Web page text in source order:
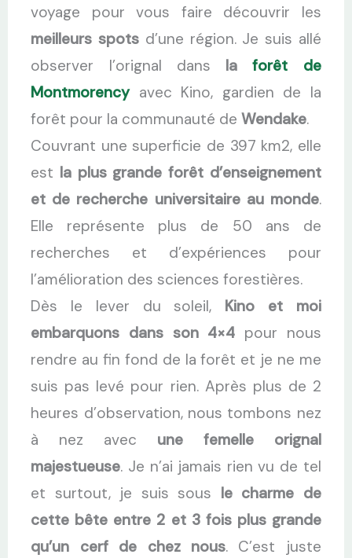
voyage pour vous faire découvrir les
meilleurs spots d’une région. Je suis allé
observer l’orignal dans laforêt de
Montmorencyavec Kino, gardien de la
forêt pour la communauté deWendake.
Couvrant une superficie de 397 km2, elle
est la plus grande forêt d’enseignement
et de recherche universitaire au monde.
Elle représente plus de 50 ans de
recherches et d’expériences pour
l’amélioration des sciences forestières.
Dès le lever du soleil, Kino et moi
embarquons dans son 4×4 pour nous
rendre au fin fond de la forêt et je ne me
suis pas levé pour rien. Après plus de 2
heures d’observation, nous tombons nez
à nez avec une femelle orignal
majestueuse. Je n’ai jamais rien vu de tel
et surtout, je suis sous le charme de
cette bête entre 2 et 3 fois plus grande
qu’un cerf de chez nous. C’est juste